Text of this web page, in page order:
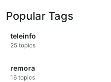
Popular Tags
teleinfo
25 topics
remora
16 topics